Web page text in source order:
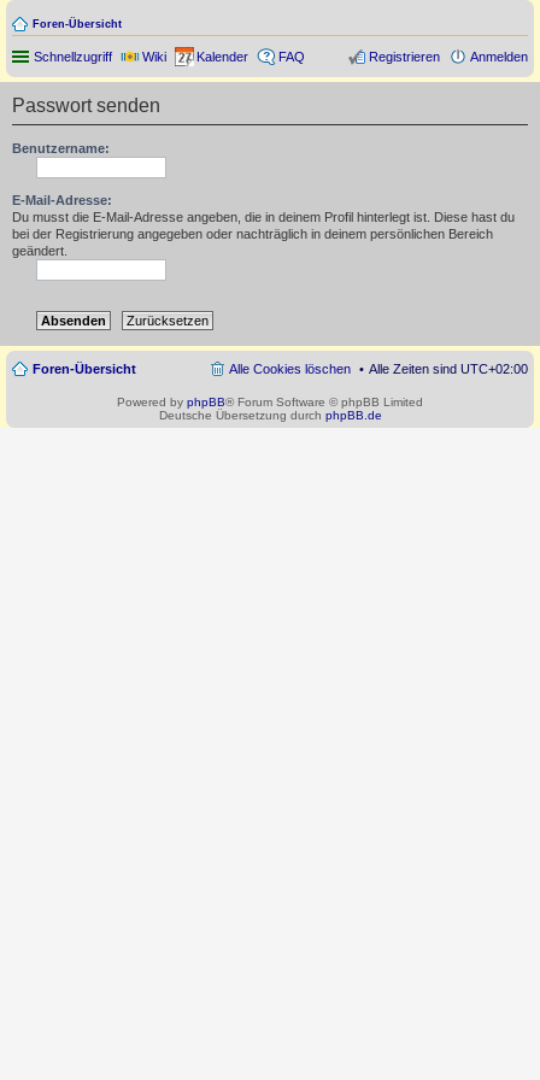
Foren-Übersicht
Schnellzugriff Wiki Kalender FAQ Anmelden
Registrieren
Passwort senden
Benutzername:
E-Mail-Adresse:
Du musst die E-Mail-Adresse angeben, die in deinem Profil hinterlegt ist. Diese hast du
bei der Registrierung angegeben oder nachträglich in deinem persönlichen Bereich
geändert.
Foren-Übersicht Alle Zeiten sind UTC+02:00
Alle Cookies löschen
Powered by phpBB® Forum Software © phpBB Limited
Deutsche Übersetzung durch phpBB.de